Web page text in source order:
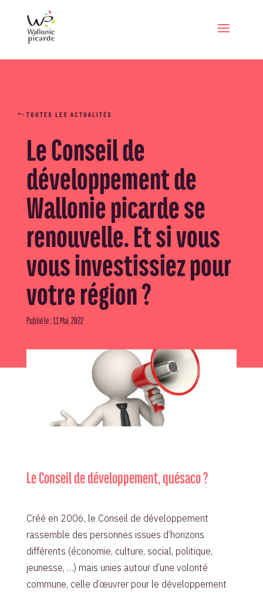
TOUTES LES ACTUALITÉS
Le Conseil de
développement de
Wallonie picarde se
renouvelle. Et si vous
vous investissiez pour
votre région ?
Publié le : 11 Mai, 2022
Le Conseil de développement, quésaco ?
Créé en 2006, le Conseil de développement
rassemble des personnes issues d’horizons
différents (économie, culture, social, politique,
jeunesse, …) mais unies autour d’une volonté
commune, celle d’œuvrer pour le développement